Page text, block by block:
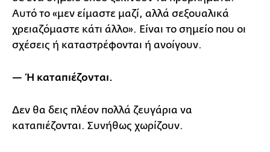
Αυτό το «μεν είμαστε μαζί, αλλά σεξουαλικά
χρειαζόμαστε κάτι άλλο». Είναι το σημείο που οι
σχέσεις ή καταστρέφονται ή ανοίγουν.
— Ή καταπιέζονται.
Δεν θα δεις πλέον πολλά ζευγάρια να
καταπιέζονται. Συνήθως χωρίζουν.